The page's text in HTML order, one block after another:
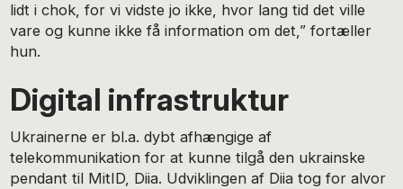
lidt i chok, for vi vidste jo ikke, hvor lang tid det ville
vare og kunne ikke få information om det,” fortæller
hun.
Digital infrastruktur
Ukrainerne er bl.a. dybt afhængige af
telekommunikation for at kunne tilgå den ukrainske
pendant til MitID, Diia. Udviklingen af Diia tog for alvor